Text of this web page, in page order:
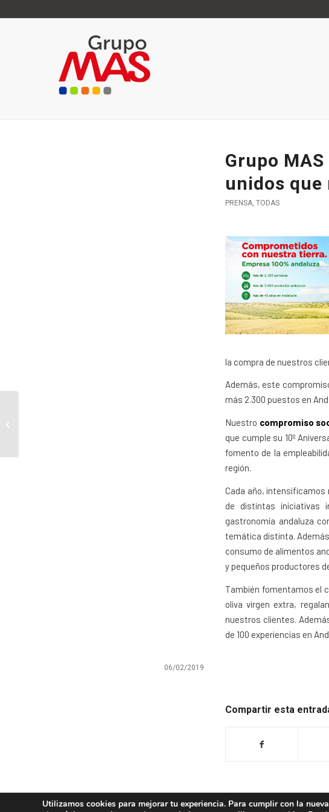
Grupo
unidos
PRENSA, TODAS
la compra de nuestros
Además, este
más 2.300 puestos en
Nuestro compromiso
que cumple su 10º
fomento de la
región.
Cada año,
de distintas iniciativas
gastronomía andaluza
temática distinta.
consumo de alimentos
y pequeños productores
También fomentamos el
oliva virgen extra,
nuestros clientes.
de 100 experiencias en
06/02/2019
Compartir esta
Utilizamos cookies para mejorar tu experiencia. Para cumplir con la